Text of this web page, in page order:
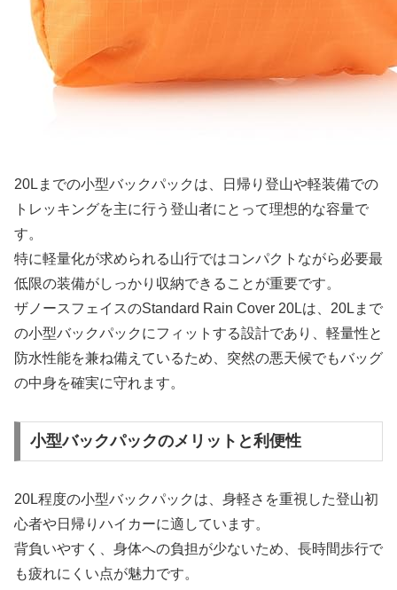
20Lまでの小型バックパックは、日帰り登山や軽装備での
トレッキングを主に行う登山者にとって理想的な容量で
す。
特に軽量化が求められる山行ではコンパクトながら必要最
低限の装備がしっかり収納できることが重要です。
ザノースフェイスのStandard Rain Cover 20Lは、20Lまで
の小型バックパックにフィットする設計であり、軽量性と
防水性能を兼ね備えているため、突然の悪天候でもバッグ
の中身を確実に守れます。
小型バックパックのメリットと利便性
20L程度の小型バックパックは、身軽さを重視した登山初
心者や日帰りハイカーに適しています。
背負いやすく、身体への負担が少ないため、長時間歩行で
も疲れにくい点が魅力です。